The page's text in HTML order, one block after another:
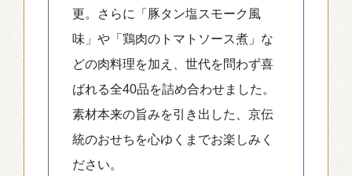
更。さらに「豚タン塩スモーク風
味」や「鶏肉のトマトソース煮」な
どの肉料理を加え、世代を問わず喜
ばれる全40品を詰め合わせました。
素材本来の旨みを引き出した、京伝
統のおせちを心ゆくまでお楽しみく
ださい。